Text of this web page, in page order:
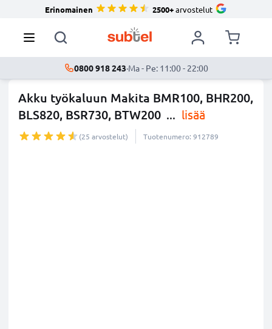
Erinomainen 2500+arvostelut
0800 918 243·Ma - Pe: 11:00 - 22:00
Akku työkaluun Makita BMR100, BHR200,
BLS820, BSR730, BTW200 ... lisää
(25 arvostelut) Tuotenumero: 912789